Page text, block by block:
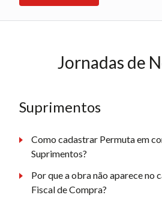
Jornadas de
Suprimentos
Como cadastrar Permuta em
Suprimentos?
Por que a obra não aparece no
Fiscal de Compra?